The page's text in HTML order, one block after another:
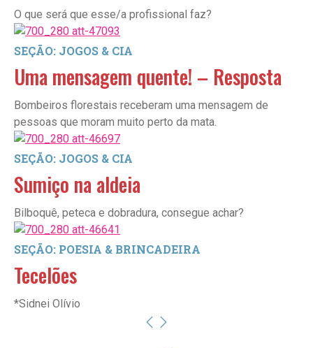
O que será que esse/a profissional faz?
SEÇÃO: JOGOS & CIA
Uma mensagem quente! – Resposta
Bombeiros florestais receberam uma mensagem de
pessoas que moram muito perto da mata.
SEÇÃO: JOGOS & CIA
Sumiço na aldeia
Bilboquê, peteca e dobradura, consegue achar?
SEÇÃO: POESIA & BRINCADEIRA
Tecelões
*Sidnei Olívio